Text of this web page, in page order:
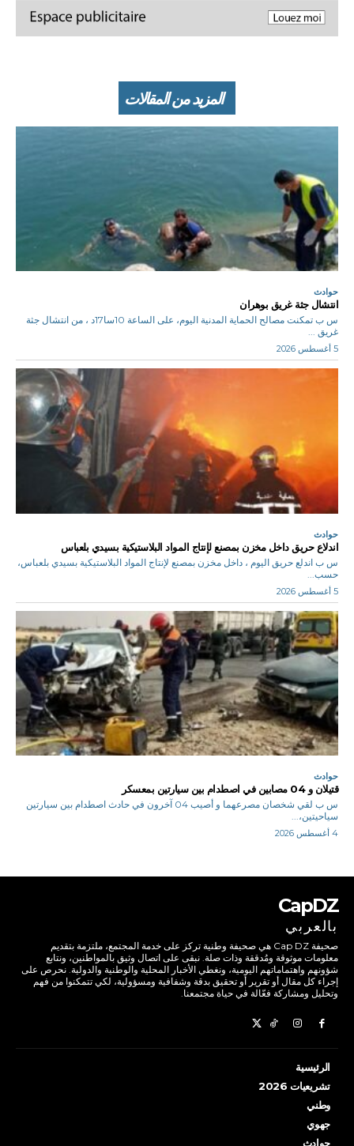
المزيد من المقالات
حوادث
انتشال جثة غريق بوهران
س ب تمكنت مصالح الحماية المدنية اليوم، على الساعة 10سا17د ، من انتشال جثة
غريق ...
5 أغسطس 2026
حوادث
اندلاع حريق داخل مخزن بمصنع لإنتاج المواد البلاستيكية بسيدي بلعباس
س ب اندلع حريق اليوم ، داخل مخزن بمصنع لإنتاج المواد البلاستيكية بسيدي بلعباس،
حسب...
5 أغسطس 2026
حوادث
قتيلان و 04 مصابين في اصطدام بين سيارتين بمعسكر
س ب لقي شخصان مصرعهما و أصيب 04 آخرون في حادث اصطدام بين سيارتين
سياحيتين،...
4 أغسطس 2026
CapDZ
بالعربي
صحيفة Cap DZ هي صحيفة وطنية تركز على خدمة المجتمع، ملتزمة بتقديم
معلومات موثوقة ومُدققة وذات صلة. نبقى على اتصال وثيق بالمواطنين، ونتابع
شؤونهم واهتماماتهم اليومية، ونغطي الأخبار المحلية والوطنية والدولية. نحرص على
إجراء كل مقال أو تقرير أو تحقيق بدقة وشفافية ومسؤولية، لكي تتمكنوا من فهم
وتحليل ومشاركة فعّالة في حياة مجتمعنا.
الرئيسية
تشريعيات 2026
وطني
جهوي
حوادث